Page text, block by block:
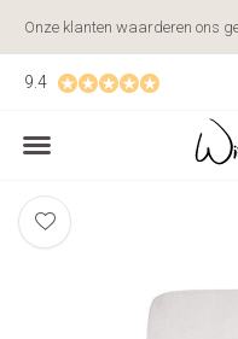
9.4
Onze klanten waarderen ons